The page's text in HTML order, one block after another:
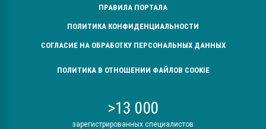
ПРАВИЛА ПОРТАЛА
ПОЛИТИКА КОНФИДЕНЦИАЛЬНОСТИ
СОГЛАСИЕ НА ОБРАБОТКУ ПЕРСОНАЛЬНЫХ ДАННЫХ
ПОЛИТИКА В ОТНОШЕНИИ ФАЙЛОВ COOKIE
>13 000
зарегистрированных специалистов